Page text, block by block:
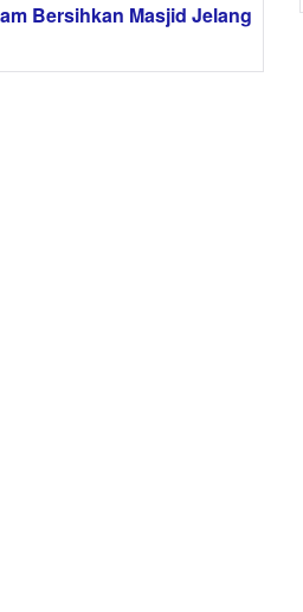
Bersihkan Masjid Jelang